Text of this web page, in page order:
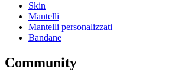
Skin
Mantelli
Mantelli personalizzati
Bandane
Community